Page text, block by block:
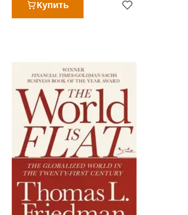
Купить